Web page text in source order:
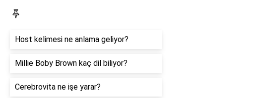
Host kelimesi ne anlama geliyor?
Millie Boby Brown kaç dil biliyor?
Cerebrovita ne işe yarar?